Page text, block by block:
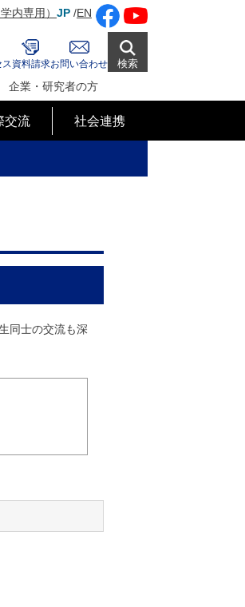
内専用） JP /EN
資料請求お問い合わせ 検索
企業・研究者の方
交流 社会連携
同士の交流も深